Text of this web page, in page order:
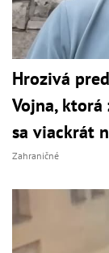
Hrozivá
Vojna,
sa viackrát
Zahraničné